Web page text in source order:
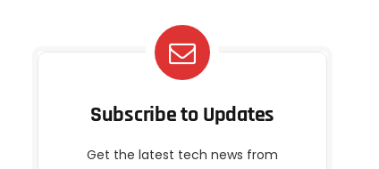
Subscribe to Updates
Get the latest tech news from